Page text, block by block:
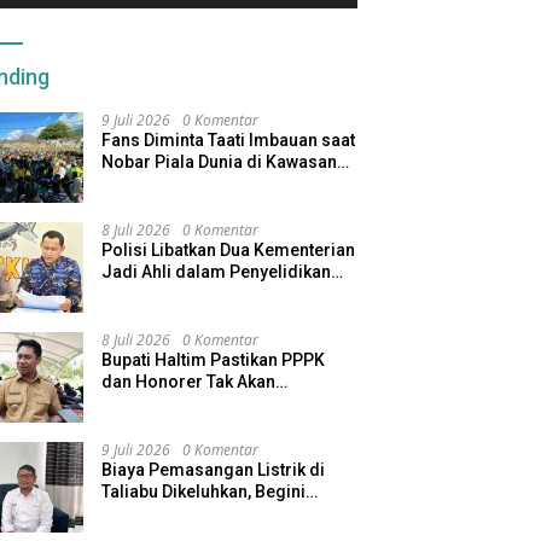
9 Juli 2026 0 Komentar
Fans Diminta Taati Imbauan saat
Nobar Piala Dunia di Kawasan
8 Juli 2026 0 Komentar
Polisi Libatkan Dua Kementerian
Jadi Ahli dalam Penyelidikan
8 Juli 2026 0 Komentar
Bupati Haltim Pastikan PPPK
dan Honorer Tak Akan
9 Juli 2026 0 Komentar
Biaya Pemasangan Listrik di
Taliabu Dikeluhkan, Begini